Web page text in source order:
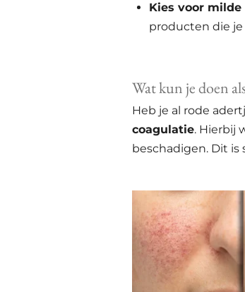
Kies voor
producten die
Wat kun je doen
Heb je al rode
coagulatie. Hierbij
beschadigen. Dit